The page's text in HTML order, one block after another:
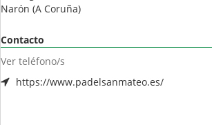
Narón (A Coruña)
Contacto
Ver teléfono/s
https://www.padelsanmateo.es/